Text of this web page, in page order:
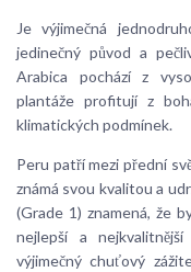
Je výjimečná
jedinečný původ a
Arabica pochází z
plantáže profitují z
klimatických podmínek.
Peru patří mezi přední
známá svou kvalitou a
(Grade 1) znamená, že
nejlepší a
výjimečný chuťový